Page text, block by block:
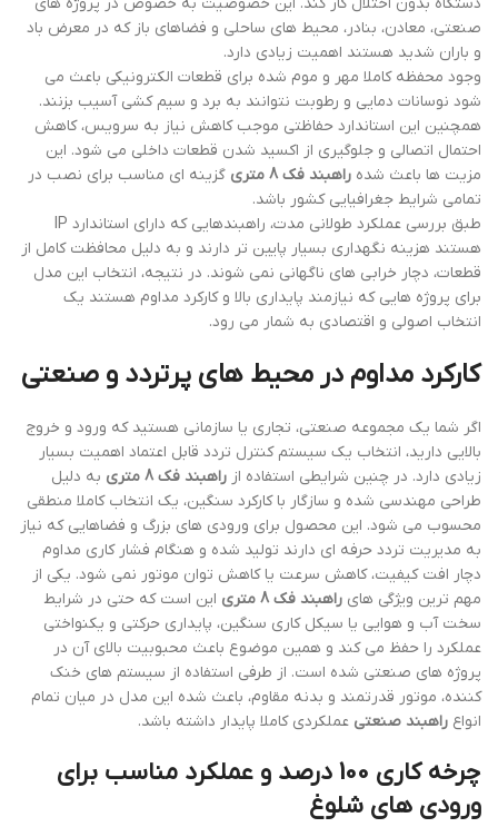
صنعتی، معادن، بنادر، محیط های ساحلی و فضاهای باز که در معرض باد
و باران شدید هستند اهمیت زیادی دارد.
وجود محفظه کاملا مهر و موم شده برای قطعات الکترونیکی باعث می
شود نوسانات دمایی و رطوبت نتوانند به برد و سیم کشی آسیب بزنند.
همچنین این استاندارد حفاظتی موجب کاهش نیاز به سرویس، کاهش
احتمال اتصالی و جلوگیری از اکسید شدن قطعات داخلی می شود. این
مزیت ها باعث شده راهبند فک 8 متری
گزینه ای مناسب برای نصب در
تمامی شرایط جغرافیایی کشور باشد.
طبق بررسی عملکرد طولانی مدت، راهبندهایی که دارای استاندارد IP
هستند هزینه نگهداری بسیار پایین تر دارند و به دلیل محافظت کامل از
قطعات، دچار خرابی های ناگهانی نمی شوند. در نتیجه، انتخاب این مدل
برای پروژه هایی که نیازمند پایداری بالا و کارکرد مداوم هستند یک
انتخاب اصولی و اقتصادی به شمار می رود.
کارکرد مداوم در محیط های پرتردد و صنعتی
اگر شما یک مجموعه صنعتی، تجاری یا سازمانی هستید که ورود و خروج
بالایی دارید، انتخاب یک سیستم کنترل تردد قابل اعتماد اهمیت بسیار
زیادی دارد. در چنین شرایطی استفاده از راهبند فک 8 متری
به دلیل
طراحی مهندسی شده و سازگار با کارکرد سنگین، یک انتخاب کاملا منطقی
محسوب می شود. این محصول برای ورودی های بزرگ و فضاهایی که نیاز
به مدیریت تردد حرفه ای دارند تولید شده و هنگام فشار کاری مداوم
دچار افت کیفیت، کاهش سرعت یا کاهش توان موتور نمی شود. یکی از
مهم ترین ویژگی های راهبند فک 8 متری
این است که حتی در شرایط
سخت آب و هوایی یا سیکل کاری سنگین، پایداری حرکتی و یکنواختی
عملکرد را حفظ می کند و همین موضوع باعث محبوبیت بالای آن در
پروژه های صنعتی شده است. از طرفی استفاده از سیستم های خنک
کننده، موتور قدرتمند و بدنه مقاوم، باعث شده این مدل در میان تمام
انواع راهبند صنعتی عملکردی کاملا پایدار داشته باشد.
چرخه کاری 100 درصد و عملکرد مناسب برای
ورودی های شلوغ